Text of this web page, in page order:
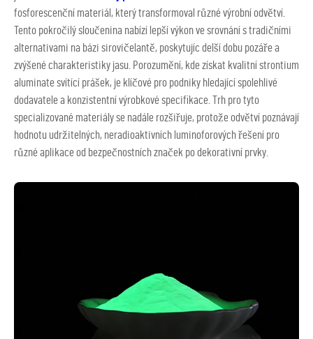
fosforescenční materiál, který transformoval různé výrobní odvětví.
Tento pokročilý sloučenina nabízí lepší výkon ve srovnání s tradičními
alternativami na bázi sirovičelantě, poskytujíc delší dobu pozáře a
zvýšené charakteristiky jasu. Porozumění, kde získat kvalitní strontium
aluminate svítící prášek, je klíčové pro podniky hledající spolehlivé
dodavatele a konzistentní výrobkové specifikace. Trh pro tyto
specializované materiály se nadále rozšiřuje, protože odvětví poznávají
hodnotu udržitelných, neradioaktivních luminoforových řešení pro
různé aplikace od bezpečnostních značek po dekorativní prvky.